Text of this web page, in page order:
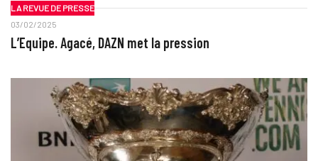
LA REVUE DE PRESSE
03/02/2025
L’Equipe. Agacé, DAZN met la pression